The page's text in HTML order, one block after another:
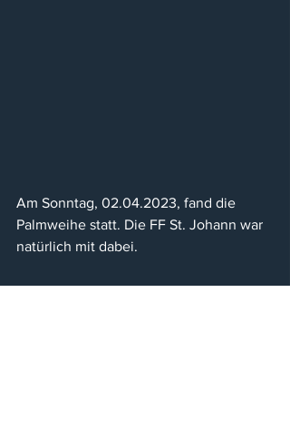
Am Sonntag, 02.04.2023, fand die
Palmweihe statt. Die FF St. Johann war
natürlich mit dabei.